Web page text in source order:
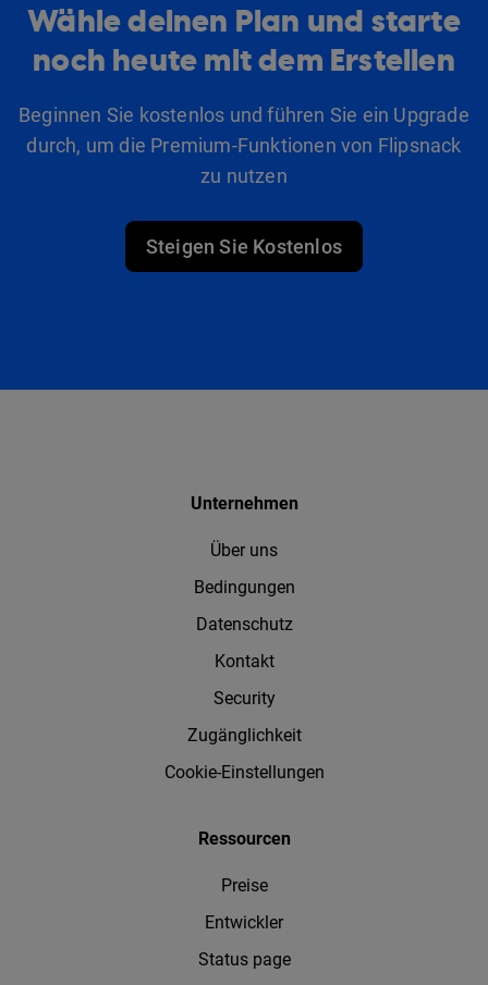
Wähle deinen Plan und starte
noch heute mit dem Erstellen
Beginnen Sie kostenlos und führen Sie ein Upgrade
durch, um die Premium-Funktionen von Flipsnack
zu nutzen
Steigen Sie Kostenlos
Unternehmen
Über uns
Bedingungen
Datenschutz
Kontakt
Security
Zugänglichkeit
Cookie-Einstellungen
Ressourcen
Preise
Entwickler
Status page